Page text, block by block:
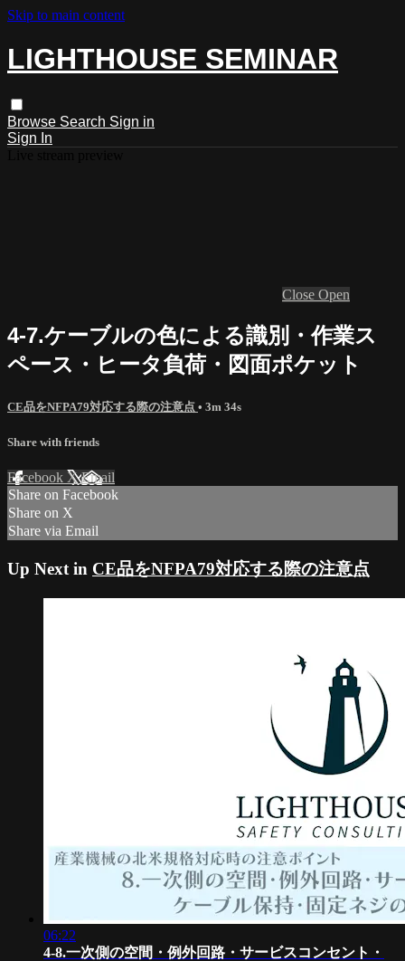
Skip to main content
LIGHTHOUSE SEMINAR
Browse Search Sign in
Sign In
Close Open
4-7.ケーブルの色による識別・作業ス
ペース・ヒータ負荷・図面ポケット
CE品をNFPA79対応する際の注意点 • 3m 34s
Share with friends
Facebook XEmail
Share on Facebook
Share on X
Share via Email
Up Next in CE品をNFPA79対応する際の注意点
06:22
4-8.一次側の空間・例外回路・サービスコンセント・